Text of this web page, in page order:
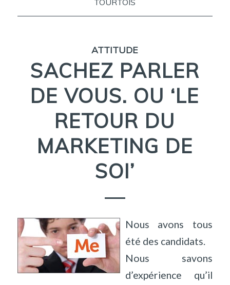
TOURTOIS
ATTITUDE
SACHEZ PARLER
DE VOUS. OU ‘LE
RETOUR DU
MARKETING DE
SOI’
Nous avons tous
été des candidats.
Nous savons
d’expérience qu’il